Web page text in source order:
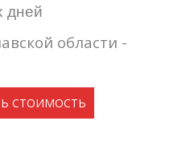
дней
области -
СТОИМОСТЬ